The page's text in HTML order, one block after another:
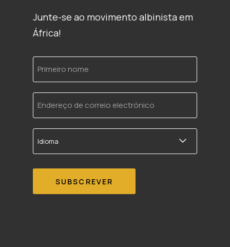
Junte-se ao movimento albinista em
África!
Primeiro
nome
Endereço
de
correio
electrónico
Idioma